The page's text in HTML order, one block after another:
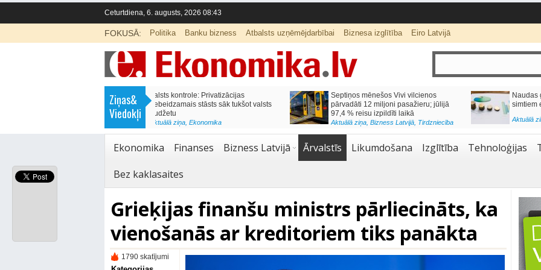
Ceturtdiena, 6. augusts, 2026 08:43
FOKUSĀ: Politika Banku bizness Atbalsts uzņēmējdarbībai Biznesa izglītība Eiro Latvijā
Ziņas&
Viedokļi
Septiņos mēnešos Vivi vilcienos
pārvadāti 12 miljoni pasažieru; jūlijā
Tirdzniecība
Naudas glabāšana mājās var izmaksāt
simtiem eiro gadā
Aktuālā ziņa
Katrs desmitais mājokļa kredīta
pieteikums tiek noraidīts negatīvas
kredītvēstures dēļ
Aktuālā ziņa, Finanses
Ekonomika Finanses Bizness Latvijā Ārvalstīs Likumdošana Izglītība Tehnoloģijas
Bez kaklasaites
Grieķijas finanšu ministrs pārliecināts, ka
vienošanās ar kreditoriem tiks panākta
1790 skatījumi